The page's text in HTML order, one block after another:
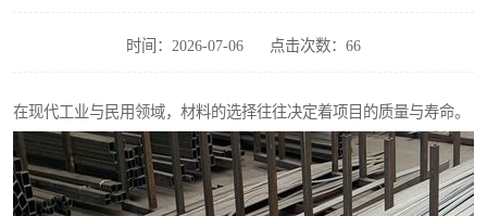
时间：2026-07-06 点击次数：66
在现代工业与民用领域，材料的选择往往决定着项目的质量与寿命。
不锈钢扁钢